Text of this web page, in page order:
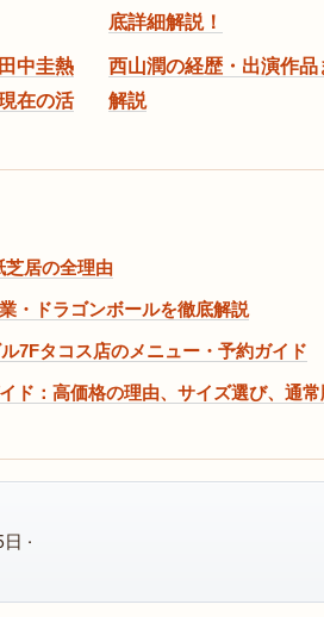
底詳細解説！
中圭熱
在の活
西山潤の経歴・出演作
解説
芝居の全理由
・ドラゴンボールを徹底解説
7Fタコス店のメニュー・予約ガイド
ド：高価格の理由、サイズ選び、通
·